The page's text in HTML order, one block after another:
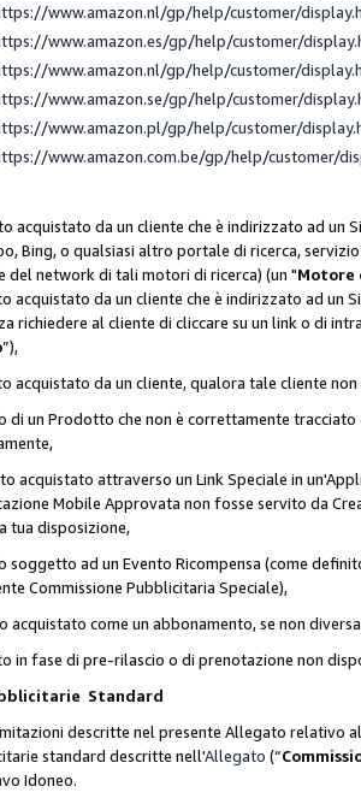
www.amazon.nl/gp/help/customer/
www.amazon.es/gp/help/customer/
www.amazon.nl/gp/help/customer/
www.amazon.se/gp/help/customer/
www.amazon.pl/gp/help/customer/
www.amazon.com.be/gp/help/customer/
acquistato da un cliente che è indirizzato ad un
Bing, o qualsiasi altro portale di ricerca,
del network di tali motori di ricerca) (un "Motore
acquistato da un cliente che è indirizzato ad un
richiedere al cliente di cliccare su un link o di
”),
acquistato da un cliente, qualora tale cliente
di un Prodotto che non è correttamente
acquistato attraverso un Link Speciale in
Mobile Approvata non fosse servito da
tua disposizione,
soggetto ad un Evento Ricompensa (come
Commissione Pubblicitaria Speciale),
acquistato come un abbonamento, se non
in fase di pre-rilascio o di prenotazione non
Standard
descritte nel presente Allegato relativo
standard descritte nell'Allegato (“
Idoneo.